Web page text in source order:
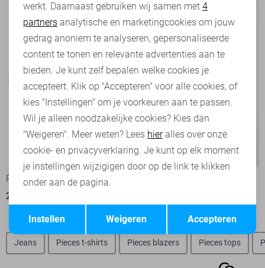
-50%
Pieces Blazer
27,50
-20%
Jeans Pieces t-shirts Pieces blazers Pieces tops
Analytische cookies
Marketing cookies
Terug Opslaan
werkt. Daarnaast gebruiken wij samen met 4
partners analytische en marketingcookies om jouw
gedrag anoniem te analyseren, gepersonaliseerde
content te tonen en relevante advertenties aan te
bieden. Je kunt zelf bepalen welke cookies je
accepteert. Klik op "Accepteren" voor alle cookies, of
kies "Instellingen" om je voorkeuren aan te passen.
Wil je alleen noodzakelijke cookies? Kies dan
"Weigeren". Meer weten? Lees hieralles over onze
cookie- en privacyverklaring. Je kunt op elk moment
je instellingen wijzigigen door op de link te klikken
onder aan de pagina.
Accepteren
Weigeren
Instellen